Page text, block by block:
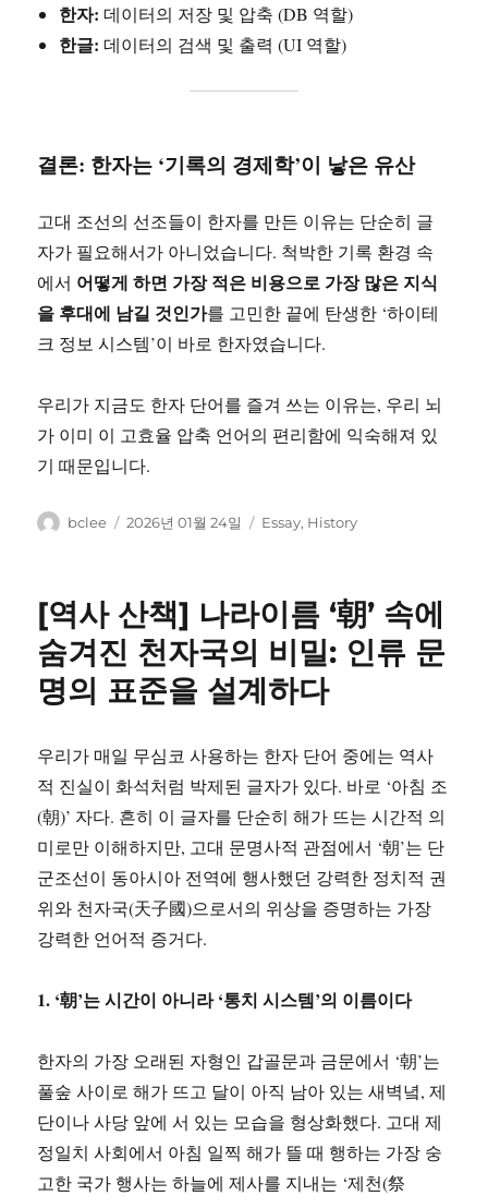
한자: 데이터의 저장 및 압축 (DB 역할)
한글: 데이터의 검색 및 출력 (UI 역할)
결론: 한자는 ‘기록의 경제학’이 낳은 유산
고대 조선의 선조들이 한자를 만든 이유는 단순히 글
자가 필요해서가 아니었습니다. 척박한 기록 환경 속
에서 어떻게 하면 가장 적은 비용으로 가장 많은 지식
을 후대에 남길 것인가를 고민한 끝에 탄생한 ‘하이테
크 정보 시스템’이 바로 한자였습니다.
우리가 지금도 한자 단어를 즐겨 쓰는 이유는, 우리 뇌
가 이미 이 고효율 압축 언어의 편리함에 익숙해져 있
기 때문입니다.
글
bclee
작
2026년 01월 24일
카
Essay, History
[역사 산책] 나라이름 ‘朝’ 속에
숨겨진 천자국의 비밀: 인류 문
명의 표준을 설계하다
우리가 매일 무심코 사용하는 한자 단어 중에는 역사
적 진실이 화석처럼 박제된 글자가 있다. 바로 ‘아침 조
(朝)’ 자다. 흔히 이 글자를 단순히 해가 뜨는 시간적 의
미로만 이해하지만, 고대 문명사적 관점에서 ‘朝’는 단
군조선이 동아시아 전역에 행사했던 강력한 정치적 권
위와 천자국(天子國)으로서의 위상을 증명하는 가장
강력한 언어적 증거다.
1. ‘朝’는 시간이 아니라 ‘통치 시스템’의 이름이다
한자의 가장 오래된 자형인 갑골문과 금문에서 ‘朝’는
풀숲 사이로 해가 뜨고 달이 아직 남아 있는 새벽녘, 제
단이나 사당 앞에 서 있는 모습을 형상화했다. 고대 제
정일치 사회에서 아침 일찍 해가 뜰 때 행하는 가장 숭
고한 국가 행사는 하늘에 제사를 지내는 ‘제천(祭